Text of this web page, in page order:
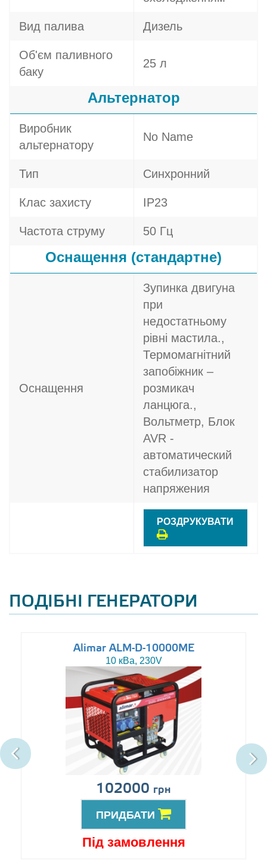
Вид палива Дизель
Об'єм паливного
баку
25 л
Альтернатор
Виробник
альтернатору
No Name
Тип Синхронний
Клас захисту IP23
Частота струму 50 Гц
Оснащення (стандартне)
Оснащення
Зупинка двигуна
при
недостатньому
рівні мастила.,
Термомагнітний
запобіжник –
розмикач
ланцюга.,
Вольтметр, Блок
AVR -
автоматический
стабилизатор
напряжения
РОЗДРУКУВАТИ
ПОДІБНІ ГЕНЕРАТОРИ
Alimar ALM-D-10000ME
10 кВа, 230V
102000 грн
ПРИДБАТИ
Під замовлення